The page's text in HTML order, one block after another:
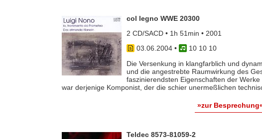
col legno WWE 20300
2 CD/SACD • 1h 51min • 2001
03.06.2004•
10 10 10
Die Versenkung in klangfarblich und
und die angestrebte Raumwirkung des
faszinierendsten Eigenschaften der
war derjenige Komponist, der die schier unermeßlichen
»zur
Teldec 8573-81059-2